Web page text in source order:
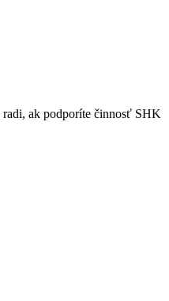
radi, ak podporíte činnosť SHK